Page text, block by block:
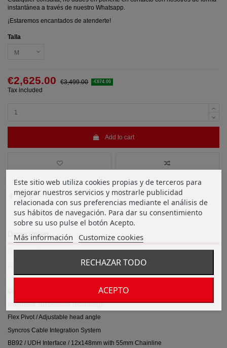
instantánea a través de nuestro Whatsapp.
¡Estaremos encantados de atenderte!
Talla
€2,625.00 €3,499.00 -€874.00
Tax included
Add to cart
Description
Product Details
Integrated Suspension Technology
Flex Pivot / Adjustable head angle
Syncros Cable Integration System
BB92 / UDH Interface / 12x148mm with 55mm Chainline
Este sitio web utiliza cookies propias y de terceros para
mejorar nuestros servicios y mostrarle publicidad
relacionada con sus preferencias mediante el análisis de
sus hábitos de navegación. Para dar su consentimiento
sobre su uso pulse el botón Acepto.
Más información Customize cookies
RECHAZAR TODO
ACEPTO